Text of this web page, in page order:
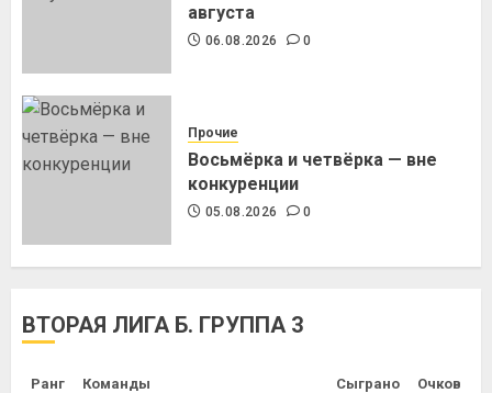
августа
06.08.2026 0
Прочие
Восьмёрка и четвёрка — вне
конкуренции
05.08.2026 0
ВТОРАЯ ЛИГА Б. ГРУППА 3
Ранг Команды Сыграно Очков